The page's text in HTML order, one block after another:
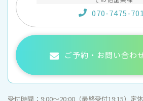
070-7475-
ご予約・お問い合わ
受付時間： 9:00〜20:00（最終受付19:15） 定